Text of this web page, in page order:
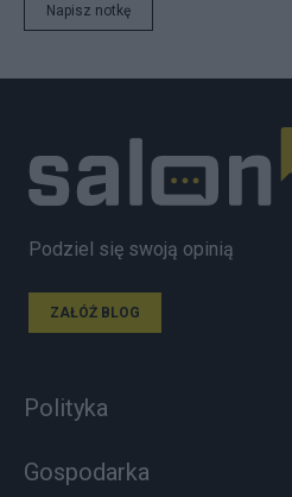
Napisz notkę
Podziel się swoją opinią
ZAŁÓŻ BLOG
Polityka
Gospodarka